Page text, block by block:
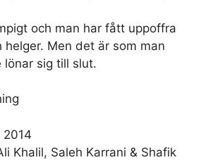
och man har fått uppoffra
helger. Men det är som man
lönar sig till slut.
2014
Khalil, Saleh Karrani & Shafik